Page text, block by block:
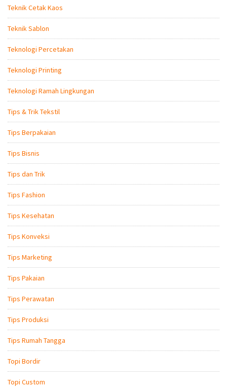
Teknik Cetak Kaos
Teknik Sablon
Teknologi Percetakan
Teknologi Printing
Teknologi Ramah Lingkungan
Tips & Trik Tekstil
Tips Berpakaian
Tips Bisnis
Tips dan Trik
Tips Fashion
Tips Kesehatan
Tips Konveksi
Tips Marketing
Tips Pakaian
Tips Perawatan
Tips Produksi
Tips Rumah Tangga
Topi Bordir
Topi Custom